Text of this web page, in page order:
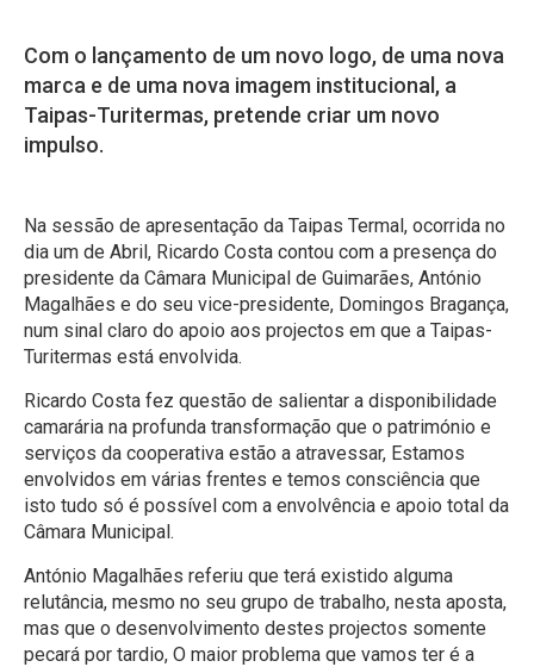
Com o lançamento de um novo logo, de uma nova
marca e de uma nova imagem institucional, a
Taipas-Turitermas, pretende criar um novo
impulso.
Na sessão de apresentação da Taipas Termal, ocorrida no
dia um de Abril, Ricardo Costa contou com a presença do
presidente da Câmara Municipal de Guimarães, António
Magalhães e do seu vice-presidente, Domingos Bragança,
num sinal claro do apoio aos projectos em que a Taipas-
Turitermas está envolvida.
Ricardo Costa fez questão de salientar a disponibilidade
camarária na profunda transformação que o património e
serviços da cooperativa estão a atravessar, Estamos
envolvidos em várias frentes e temos consciência que
isto tudo só é possível com a envolvência e apoio total da
Câmara Municipal.
António Magalhães referiu que terá existido alguma
relutância, mesmo no seu grupo de trabalho, nesta aposta,
mas que o desenvolvimento destes projectos somente
pecará por tardio, O maior problema que vamos ter é a